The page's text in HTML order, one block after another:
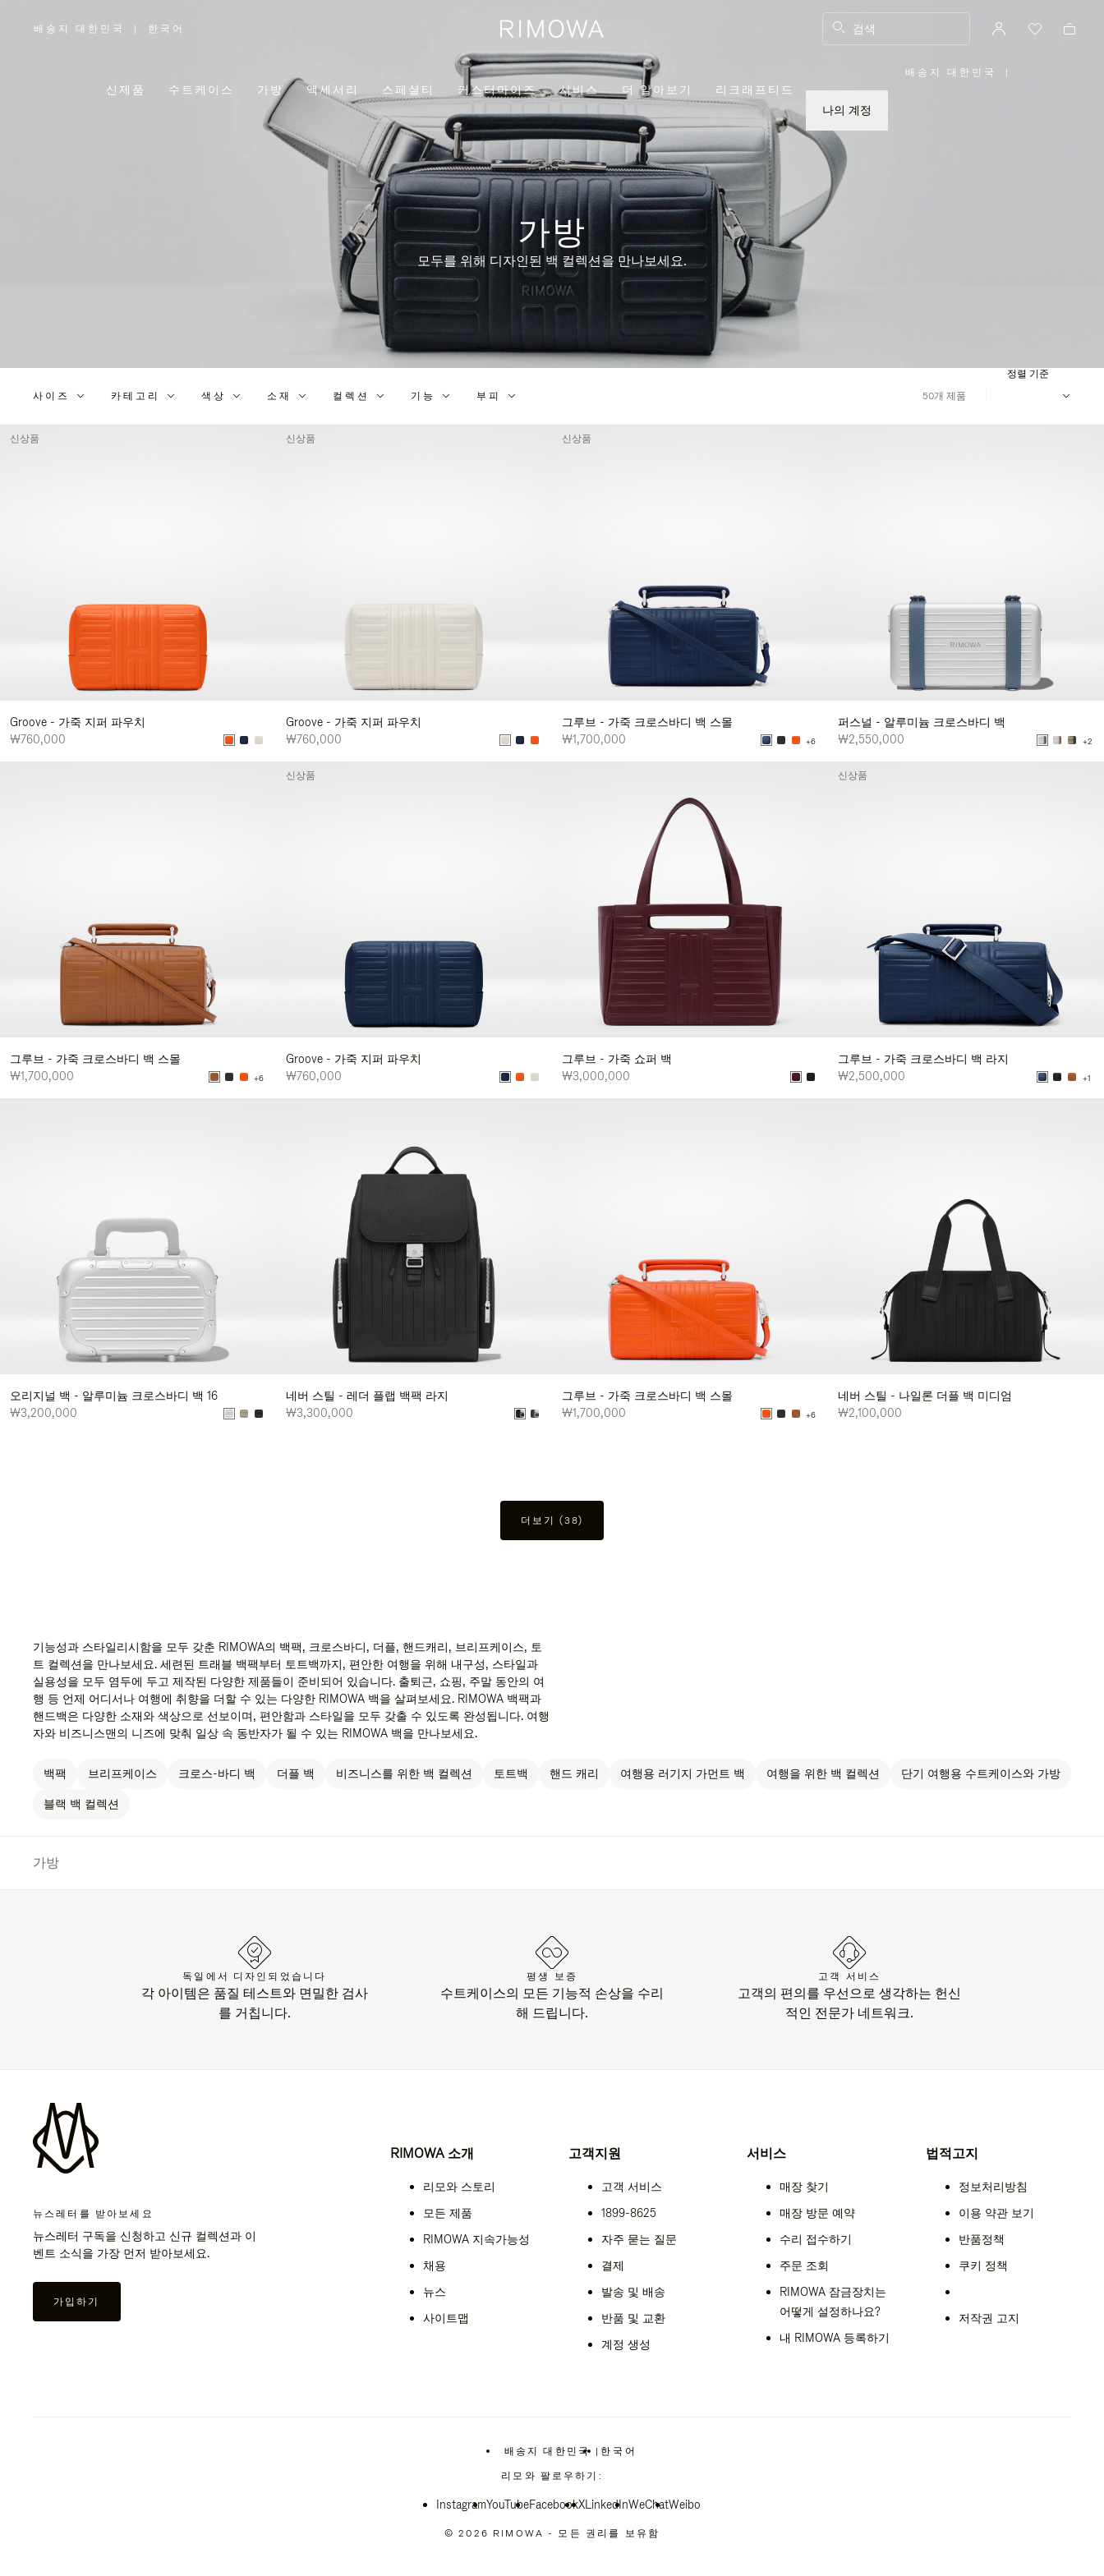
배송지 대한민국
,
| 한국어 검색
신제품 수트케이스 가방 액세서리 스페셜티 커스터마이즈 서비스 더 알아보기
리크래프티드
나의 계정
배송지 대한민국
,
|
가방
모두를 위해 디자인된 백 컬렉션을 만나보세요.
다
조
사이즈 카테고리 색상 소재 컬렉션 기능 부피 50개 제품
정렬 기준
Groove - 가죽 지퍼 파우치
₩760,000
신상품
Groove - 가죽 지퍼 파우치
₩760,000
신상품
그루브 - 가죽 크로스바디 백 스몰
₩1,700,000
+6
신상품
퍼스널 - 알루미늄 크로스바디 백
₩2,550,000
+2
그루브 - 가죽 크로스바디 백 스몰
₩1,700,000
+6
Groove - 가죽 지퍼 파우치
₩760,000
신상품
그루브 - 가죽 쇼퍼 백
₩3,000,000
그루브 - 가죽 크로스바디 백 라지
₩2,500,000
+1
신상품
오리지널 백 - 알루미늄 크로스바디 백 16
₩3,200,000
네버 스틸 - 레더 플랩 백팩 라지
₩3,300,000
그루브 - 가죽 크로스바디 백 스몰
₩1,700,000
+6
네버 스틸 - 나일론 더플 백 미디엄
₩2,100,000
더보기 (38)
기능성과 스타일리시함을 모두 갖춘 RIMOWA의 백팩, 크로스바디, 더플, 핸드캐리, 브리프케이스, 토
트 컬렉션을 만나보세요. 세련된 트래블 백팩부터 토트백까지, 편안한 여행을 위해 내구성, 스타일과
실용성을 모두 염두에 두고 제작된 다양한 제품들이 준비되어 있습니다. 출퇴근, 쇼핑, 주말 동안의 여
행 등 언제 어디서나 여행에 취향을 더할 수 있는 다양한 RIMOWA 백을 살펴보세요. RIMOWA 백팩과
핸드백은 다양한 소재와 색상으로 선보이며, 편안함과 스타일을 모두 갖출 수 있도록 완성됩니다. 여행
자와 비즈니스맨의 니즈에 맞춰 일상 속 동반자가 될 수 있는 RIMOWA 백을 만나보세요.
백팩 브리프케이스 크로스-바디 백 더플 백 비즈니스를 위한 백 컬렉션 토트백 핸드 캐리 여행용 러기지 가먼트 백 여행을 위한 백 컬렉션 단기 여행용 수트케이스와 가방
블랙 백 컬렉션
가방
독일에서 디자인되었습니다
각 아이템은 품질 테스트와 면밀한 검사
를 거칩니다.
평생 보증
수트케이스의 모든 기능적 손상을 수리
해 드립니다.
고객 서비스
고객의 편의를 우선으로 생각하는 헌신
적인 전문가 네트워크.
뉴스레터를 받아보세요
뉴스레터 구독을 신청하고 신규 컬렉션과 이
벤트 소식을 가장 먼저 받아보세요.
가입하기
RIMOWA 소개
리모와 스토리
모든 제품
RIMOWA 지속가능성
채용
뉴스
사이트맵
고객지원
고객 서비스
1899-8625
자주 묻는 질문
결제
발송 및 배송
반품 및 교환
계정 생성
서비스
매장 찾기
매장 방문 예약
수리 접수하기
주문 조회
RIMOWA 잠금장치는
어떻게 설정하나요?
내 RIMOWA 등록하기
법적고지
정보처리방침
이용 약관 보기
반품정책
쿠키 정책
저작권 고지
배송지 대한민국
위
치
선
십
| 한국어
리모와 팔로우하기:
InstagramYouTubeFacebookXLinkedInWeChatWeibo
© 2026 RIMOWA - 모든 권리를 보유함